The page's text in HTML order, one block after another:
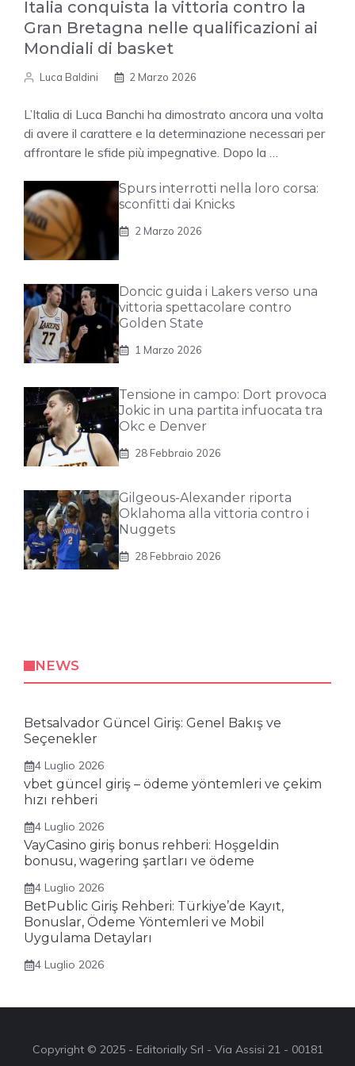
Italia conquista la vittoria contro la
Gran Bretagna nelle qualificazioni ai
Mondiali di basket
Luca Baldini 2 Marzo 2026
L’Italia di Luca Banchi ha dimostrato ancora una volta
di avere il carattere e la determinazione necessari per
affrontare le sfide più impegnative. Dopo la …
Spurs interrotti nella loro corsa:
sconfitti dai Knicks
2 Marzo 2026
Doncic guida i Lakers verso una
vittoria spettacolare contro
Golden State
1 Marzo 2026
Tensione in campo: Dort provoca
Jokic in una partita infuocata tra
Okc e Denver
28 Febbraio 2026
Gilgeous-Alexander riporta
Oklahoma alla vittoria contro i
Nuggets
28 Febbraio 2026
NEWS
Betsalvador Güncel Giriş: Genel Bakış ve
Seçenekler
4 Luglio 2026
vbet güncel giriş – ödeme yöntemleri ve çekim
hızı rehberi
4 Luglio 2026
VayCasino giriş bonus rehberi: Hoşgeldin
bonusu, wagering şartları ve ödeme
4 Luglio 2026
BetPublic Giriş Rehberi: Türkiye’de Kayıt,
Bonuslar, Ödeme Yöntemleri ve Mobil
Uygulama Detayları
4 Luglio 2026
Copyright © 2025 - Editorially Srl - Via Assisi 21 - 00181